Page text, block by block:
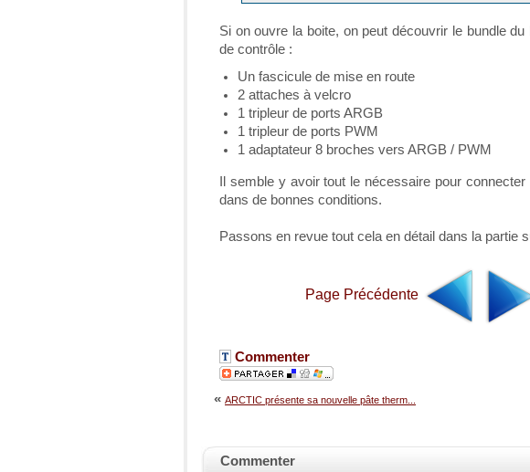
Si on ouvre la boite, on peut découvrir le bundle du
de contrôle :
Un fascicule de mise en route
2 attaches à velcro
1 tripleur de ports ARGB
1 tripleur de ports PWM
1 adaptateur 8 broches vers ARGB / PWM
Il semble y avoir tout le nécessaire pour
dans de bonnes conditions.
Passons en revue tout cela en détail dans la partie
Page Précédente
Commenter
« ARCTIC présente sa nouvelle pâte therm...
Commenter